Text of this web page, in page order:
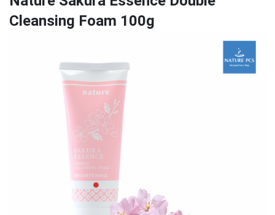
Cleansing Foam 100g